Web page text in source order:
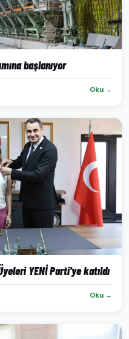
başlanıyor
Oku →
YENİ Parti'ye katıldı
Oku →